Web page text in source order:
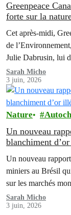
Greenpeace
forte sur la
Changement
parallèle de
arrêter et
Cet après-midi,
de
Julie Dabrusin, lui
pétition a été
Canada, qui
Sarah Micho
3 juin, 2026
Nature
Un nouveau
blanchiment
Un nouveau
miniers au Brésil
sur les marchés
environnementale
autochtones
Sarah Micho
3 juin, 2026